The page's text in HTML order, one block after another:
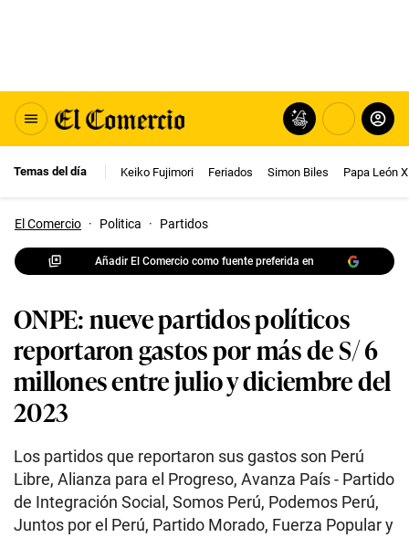
Temas del día Keiko Fujimori Feriados Simon Biles Papa León
El Comercio · Politica · Partidos
Añadir El Comercio como fuente preferida en
ONPE: nueve partidos políticos
reportaron gastos por más de S/ 6
millones entre julio y diciembre del
2023
Los partidos que reportaron sus gastos son Perú
Libre, Alianza para el Progreso, Avanza País - Partido
de Integración Social, Somos Perú, Podemos Perú,
Juntos por el Perú, Partido Morado, Fuerza Popular y